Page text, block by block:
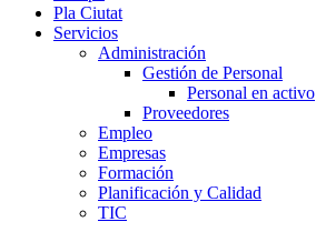
Pla Ciutat
Servicios
Administración
Gestión de Personal
Personal en activo
Proveedores
Empleo
Empresas
Formación
Planificación y Calidad
TIC